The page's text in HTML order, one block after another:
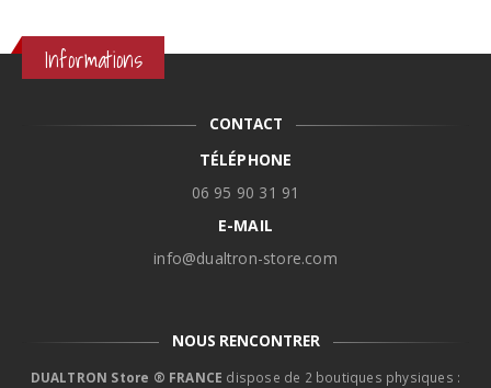
Informations
CONTACT
TÉLÉPHONE
06 95 90 31 91
E-MAIL
info@dualtron-store.com
NOUS RENCONTRER
DUALTRON Store ® FRANCE dispose de 2 boutiques physiques :